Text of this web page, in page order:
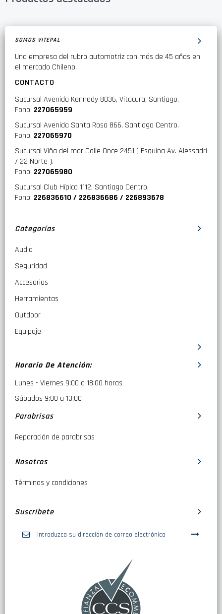
SOMOS VITEPAL
Una empresa del rubro automotriz con más de 45 años en
el mercado Chileno.
CONTACTO
Sucursal Avenida Kennedy 8036, Vitacura, Santiago.
Fono: 227065959
Sucursal Avenida Santa Rosa 866, Santiago Centro.
Fono: 227065970
Sucursal Viña del mar Calle Once 2451 ( Esquina Av. Alessadri
/ 22 Norte ).
Fono: 227065980
Sucursal Club Hípico 1112, Santiago Centro.
Fono: 226836610 / 226836686 / 226893678
Categorías
Audio
Seguridad
Accesorios
Herramientas
Outdoor
Equipaje
Horario De Atención:
Lunes - Viernes 9:00 a 18:00 horas
Sábados 9:00 a 13:00
Parabrisas
Reparación de parabrisas
Nosotros
Términos y condiciones
Suscribete